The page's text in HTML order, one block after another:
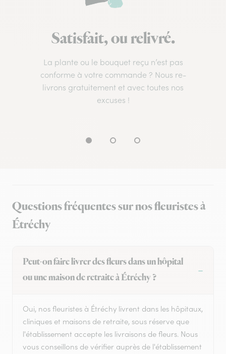
Satisfait, ou relivré.
La plante ou le bouquet reçu n’est pas
conforme à votre commande ? Nous re-
livrons gratuitement et avec toutes nos
excuses !
Questions fréquentes sur nos fleuristes à
Étréchy
Peut-on faire livrer des fleurs dans un hôpital
ou une maison de retraite à Étréchy ?
Oui, nos fleuristes à Étréchy livrent dans les hôpitaux,
cliniques et maisons de retraite, sous réserve que
l'établissement accepte les livraisons de fleurs. Nous
vous conseillons de vérifier auprès de l'établissement